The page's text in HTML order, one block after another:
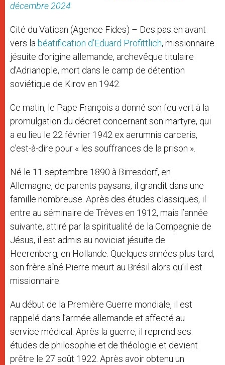
décembre 2024
Cité du Vatican (Agence Fides) – Des pas en avant
vers la béatification d’Eduard Profittlich, missionnaire
jésuite d’origine allemande, archevêque titulaire
d’Adrianople, mort dans le camp de détention
soviétique de Kirov en 1942.
Ce matin, le Pape François a donné son feu vert à la
promulgation du décret concernant son martyre, qui
a eu lieu le 22 février 1942 ex aerumnis carceris,
c’est-à-dire pour « les souffrances de la prison ».
Né le 11 septembre 1890 à Birresdorf, en
Allemagne, de parents paysans, il grandit dans une
famille nombreuse. Après des études classiques, il
entre au séminaire de Trèves en 1912, mais l’année
suivante, attiré par la spiritualité de la Compagnie de
Jésus, il est admis au noviciat jésuite de
Heerenberg, en Hollande. Quelques années plus tard,
son frère aîné Pierre meurt au Brésil alors qu’il est
missionnaire.
Au début de la Première Guerre mondiale, il est
rappelé dans l’armée allemande et affecté au
service médical. Après la guerre, il reprend ses
études de philosophie et de théologie et devient
prêtre le 27 août 1922. Après avoir obtenu un